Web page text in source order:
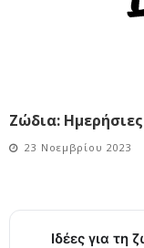
Ζώδια:
23 Νοεμβρίου 2023
Ιδέες για τη